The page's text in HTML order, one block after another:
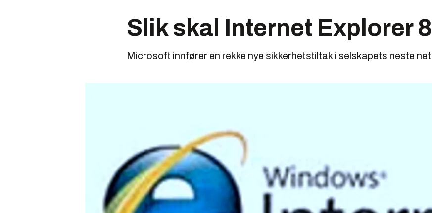
Slik skal Internet Explorer
Microsoft innfører en rekke nye sikkerhetstiltak i selskapets neste